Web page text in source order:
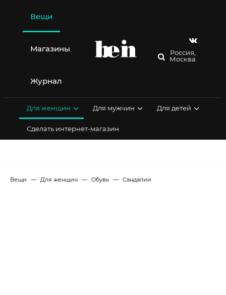
содержимому
Вещи
Магазины
Журнал
Россия,
Москва
Для женщин Для мужчин Для детей
Сделать интернет-магазин
Вещи Для женщин Обувь Сандалии